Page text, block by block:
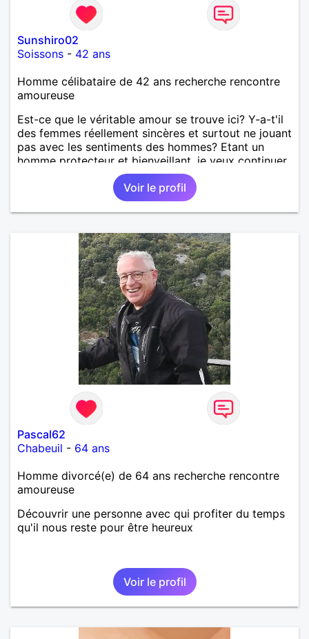
Sunshiro02
Soissons - 42 ans
Homme célibataire de 42 ans recherche rencontre
amoureuse
Est-ce que le véritable amour se trouve ici? Y-a-t'il
des femmes réellement sincères et surtout ne jouant
pas avec les sentiments des hommes? Etant un
homme protecteur et bienveillant, je veux continuer
d'y croire et pouvoir enfin former la petite famille
que je désir temps. Faux profil, profiteuse et autres
joyeuseté passer votre chemin, vous ne
m'intéressez pas du tout!
Voir le profil
Pascal62
Chabeuil - 64 ans
Homme divorcé(e) de 64 ans recherche rencontre
amoureuse
Découvrir une personne avec qui profiter du temps
qu'il nous reste pour être heureux
Voir le profil